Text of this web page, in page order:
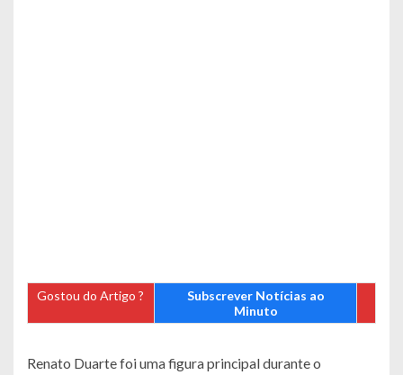
Gostou do Artigo ?
Subscrever Notícias ao
Minuto
Renato Duarte foi uma figura principal durante o